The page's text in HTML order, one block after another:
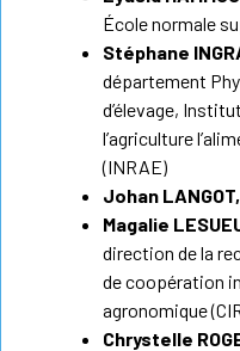
École normale
Stéphane
département
d’élevage,
l’agriculture
(INRAE)
Johan LANGOT,
Magalie
direction de la
de coopération
agronomique
Chrystelle